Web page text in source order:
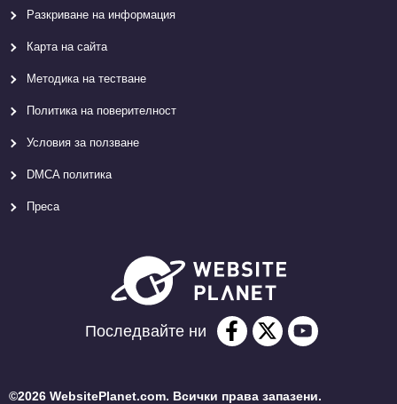
Разкриване на информация
Карта на сайта
Методика на тестване
Политика на поверителност
Условия за ползване
DMCA политика
Преса
Последвайте ни
©2026 WebsitePlanet.com. Всички права запазени.